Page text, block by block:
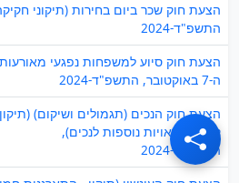
הצעת חוק שכר ביום בחירות (תיקוני
התשפ"ד-2024
הצעת חוק סיוע למשפחות נפגעי מאורעות
ה-7 באוקטובר, התשפ"ד-2024
הצעת חוק הנכים (תגמולים ושיקום)
קביעת זכאויות נוספות לנכים),
התשפ"ד-2024